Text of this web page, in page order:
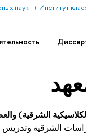
наук
Институт
الشرقية)
الشرقية